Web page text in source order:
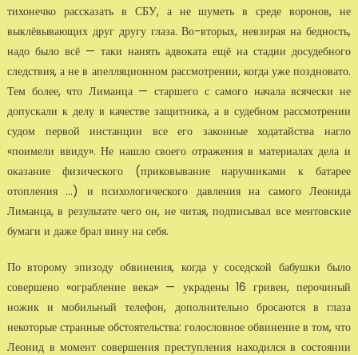
тихонечко рассказать в СБУ, а не шуметь в среде воронов, не
выклёвывающих друг другу глаза. Во-вторых, невзирая на бедность,
надо было всё — таки нанять адвоката ещё на стадии досудебного
следствия, а не в апелляционном рассмотрении, когда уже поздновато.
Тем более, что Лиманца — старшего с самого начала всячески не
допускали к делу в качестве защитника, а в судебном рассмотрении
судом первой инстанции все его законные ходатайства нагло
«поимели ввиду». Не нашло своего отражения в материалах дела и
оказание физического (приковывание наручниками к батарее
отопления ...) и психологического давления на самого Леонида
Лиманца, в результате чего он, не читая, подписывал все ментовские
бумаги и даже брал вину на себя.
По второму эпизоду обвинения, когда у соседской бабушки было
совершено «ограбление века» — украдены 16 гривен, перочиный
ножик и мобильный телефон, дополнительно бросаются в глаза
некоторые странные обстоятельства: голословное обвинение в том, что
Леонид в момент совершения преступления находился в состоянии